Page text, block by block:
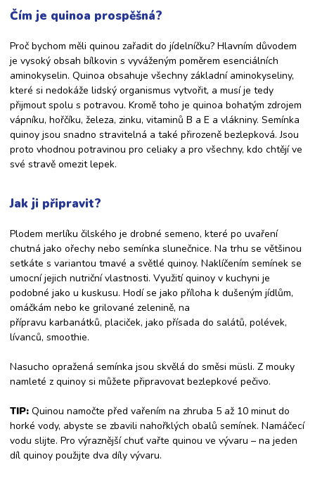
Čím je quinoa prospěšná?
Proč bychom měli quinou zařadit do jídelníčku? Hlavním důvodem
je vysoký obsah bílkovin s vyváženým poměrem esenciálních
aminokyselin. Quinoa obsahuje všechny základní aminokyseliny,
které si nedokáže lidský organismus vytvořit, a musí je tedy
přijmout spolu s potravou. Kromě toho je quinoa bohatým zdrojem
vápníku, hořčíku, železa, zinku, vitaminů B a E a vlákniny. Semínka
quinoy jsou snadno stravitelná a také přirozeně bezlepková. Jsou
proto vhodnou potravinou pro celiaky a pro všechny, kdo chtějí ve
své stravě omezit lepek.
Jak ji připravit?
Plodem merlíku čilského je drobné semeno, které po uvaření
chutná jako ořechy nebo semínka slunečnice. Na trhu se většinou
setkáte s variantou tmavé a světlé quinoy. Naklíčením semínek se
umocní jejich nutriční vlastnosti. Využití quinoy v kuchyni je
podobné jako u kuskusu. Hodí se jako příloha k dušeným jídlům,
omáčkám nebo ke grilované zelenině, na
přípravu karbanátků, placiček, jako přísada do salátů, polévek,
lívanců, smoothie.
Nasucho opražená semínka jsou skvělá do směsi müsli. Z mouky
namleté z quinoy si můžete připravovat bezlepkové pečivo.
TIP: Quinou namočte před vařením na zhruba 5­ až 10 minut do
horké vody, abyste se zbavili nahořklých obalů semínek. Namáčecí
vodu slijte. Pro výraznější chuť vařte quinou ve vývaru – na jeden
díl quinoy použijte dva díly vývaru.